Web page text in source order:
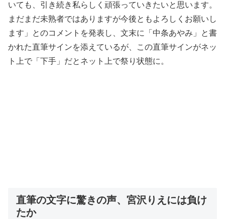
いても、引き続き私らしく頑張っていきたいと思います。
まだまだ未熟者ではありますが今後ともよろしくお願いし
ます」とのコメントを発表し、文末に「中条あやみ」と書
かれた直筆サインを添えているが、この直筆サインがネッ
ト上で「下手」だとネット上で祭り状態に。
直筆の文字に驚きの声、宮沢りえには負け
たか